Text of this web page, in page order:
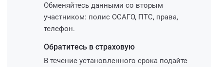
Обменяйтесь данными со вторым
участником: полис ОСАГО, ПТС, права,
телефон.
Обратитесь в страховую
В течение установленного срока подайте